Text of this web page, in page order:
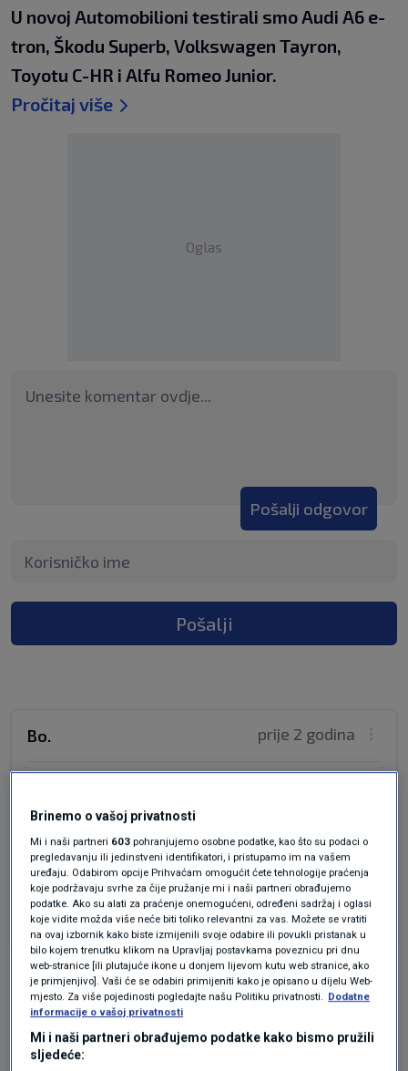
U novoj Automobilioni testirali smo Audi A6 e-
tron, Škodu Superb, Volkswagen Tayron,
Toyotu C-HR i Alfu Romeo Junior.
Pročitaj više
Oglas
Pošalji odgovor
Pošalji
prije 2 godina
Bo.
Zapravo, ako - lako. Kuž.ko. ako - lako.tako. Jel' i
vam je svejedno inate l' il' ne mate vozačku
dozvolu. Pa onda čemu ovaj članak, čemu vi.
Odgovor
Brinemo o vašoj privatnosti
Mi i naši partneri 603 pohranjujemo osobne podatke, kao što su podaci o
pregledavanju ili jedinstveni identifikatori, i pristupamo im na vašem
uređaju. Odabirom opcije Prihvaćam omogućit ćete tehnologije praćenja
koje podržavaju svrhe za čije pružanje mi i naši partneri obrađujemo
podatke. Ako su alati za praćenje onemogućeni, određeni sadržaj i oglasi
koje vidite možda više neće biti toliko relevantni za vas. Možete se vratiti
na ovaj izbornik kako biste izmijenili svoje odabire ili povukli pristanak u
bilo kojem trenutku klikom na Upravljaj postavkama poveznicu pri dnu
web-stranice [ili plutajuće ikone u donjem lijevom kutu web stranice, ako
je primjenjivo]. Vaši će se odabiri primijeniti kako je opisano u dijelu Web-
mjesto. Za više pojedinosti pogledajte našu Politiku privatnosti. Dodatne
informacije o vašoj privatnosti
Mi i naši partneri obrađujemo podatke kako bismo pružili
sljedeće: